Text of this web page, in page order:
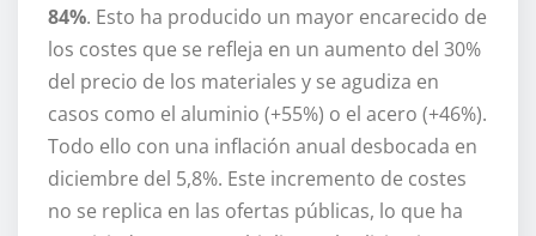
84%. Esto ha producido un mayor encarecido de
los costes que se refleja en un aumento del 30%
del precio de los materiales y se agudiza en
casos como el aluminio (+55%) o el acero (+46%).
Todo ello con una inflación anual desbocada en
diciembre del 5,8%. Este incremento de costes
no se replica en las ofertas públicas, lo que ha